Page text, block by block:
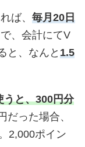
ば、 毎月20日
、会計にてV
と、なんと 1.5
うと、300円分
だった場合、
2,000ポイン